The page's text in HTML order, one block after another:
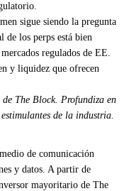
sigue siendo la pregunta
de los perps está bien
regulados de EE.
y liquidez que ofrecen
The Block. Profundiza en
de la industria.
de comunicación
y datos. A partir de
mayoritario de The